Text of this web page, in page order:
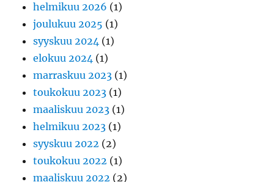
helmikuu 2026 (1)
joulukuu 2025 (1)
syyskuu 2024 (1)
elokuu 2024 (1)
marraskuu 2023 (1)
toukokuu 2023 (1)
maaliskuu 2023 (1)
helmikuu 2023 (1)
syyskuu 2022 (2)
toukokuu 2022 (1)
maaliskuu 2022 (2)